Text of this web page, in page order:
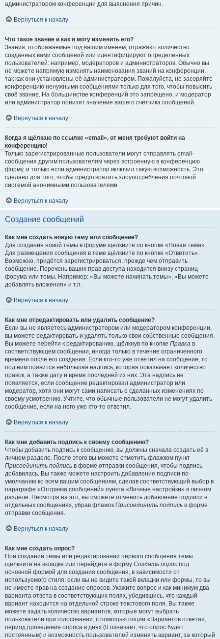
администратором конференции для выяснения причин.
Вернуться к началу
Что такое звание и как я могу изменить его?
Звания, отображаемые под вашим именем, отражают количество
созданных вами сообщений или идентифицируют определённых
пользователей: например, модераторов и администраторов. Обычно вы
не можете напрямую изменять наименования званий на конференции,
так как они установлены её администратором. Пожалуйста, не засоряйте
конференцию ненужными сообщениями только для того, чтобы повысить
своё звание. На большинстве конференций это запрещено, и модератор
или администратор понизят значение вашего счётчика сообщений.
Вернуться к началу
Когда я щёлкаю по ссылке «email», от меня требуют войти на
конференцию!
Только зарегистрированные пользователи могут отправлять email-
сообщения другим пользователям через встроенную в конференцию
форму, и только если администратор включил такую возможность. Это
сделано для того, чтобы предотвратить злоупотребления почтовой
системой анонимными пользователями.
Вернуться к началу
Создание сообщений
Как мне создать новую тему или сообщение?
Для создания новой темы в форуме щёлкните по кнопке «Новая тема».
Для размещения сообщения в теме щёлкните по кнопке «Ответить».
Возможно, придётся зарегистрироваться, прежде чем отправить
сообщение. Перечень ваших прав доступа находится внизу страниц
форума или темы. Например: «Вы можете начинать темы», «Вы можете
добавлять вложения» и т.п.
Вернуться к началу
Как мне отредактировать или удалить сообщение?
Если вы не являетесь администратором или модератором конференции,
вы можете редактировать и удалять только свои собственные сообщения.
Вы можете перейти к редактированию, щёлкнув по кнопке Правка в
соответствующем сообщении, иногда только в течение ограниченного
времени после его создания. Если кто-то уже ответил на сообщение, то
под ним появится небольшая надпись, которая показывает количество
правок, а также дату и время последней из них. Эта надпись не
появляется, если сообщение редактировал администратор или
модератор, хотя они могут сами написать о сделанных изменениях по
своему усмотрению. Учтите, что обычные пользователи не могут удалить
сообщение, если на него уже кто-то ответил.
Вернуться к началу
Как мне добавить подпись к своему сообщению?
Чтобы добавить подпись к сообщению, вы должны сначала создать её в
личном разделе. После этого вы можете отметить флажком пункт
Присоединить подпись в форме отправки сообщения, чтобы подпись
добавилась. Вы также можете настроить добавление подписи по
умолчанию ко всем вашим сообщениям, сделав соответствующий выбор в
параграфе «Отправка сообщений» пункта «Личные настройки» в личном
разделе. Несмотря на это, вы сможете отменить добавление подписи в
отдельных сообщениях, убрав флажок Присоединить подпись в форме
отправки сообщения.
Вернуться к началу
Как мне создать опрос?
При создании темы или редактировании первого сообщения темы
щёлкните на вкладке или перейдите в форму Создать опрос под
основной формой для создания сообщения, в зависимости от
используемого стиля; если вы не видите такой вкладки или формы, то вы
не имеете прав на создание опросов. Укажите вопрос и как минимум два
варианта ответа в соответствующих полях, убедившись, что каждый
вариант находится на отдельной строке текстового поля. Вы также
можете задать количество вариантов, которые могут выбрать
пользователи при голосовании, с помощью опции «Вариантов ответа»,
период проведения опроса в днях (0 означает, что опрос будет
постоянным) и возможность пользователей изменять вариант, за который